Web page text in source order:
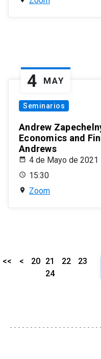
4 MAY
Seminarios
Andrew
Economics and
Andrews
4 de Mayo de 2021
15:30
Zoom
<< < 20 21 22
23
24